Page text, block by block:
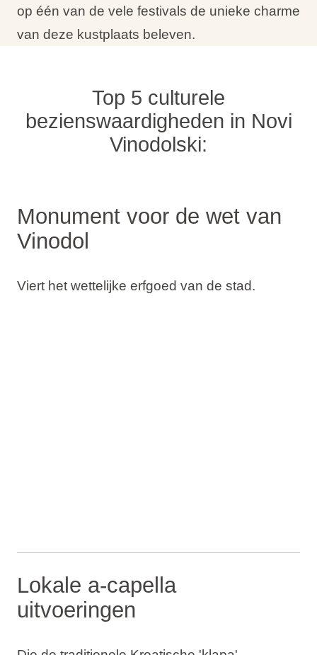
op één van de vele festivals de unieke charme
van deze kustplaats beleven.
Top 5 culturele
bezienswaardigheden in Novi
Vinodolski:
Monument voor de wet van
Vinodol
Viert het wettelijke erfgoed van de stad.
Lokale a-capella
uitvoeringen